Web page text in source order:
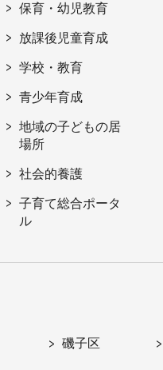
保育・幼児教育
放課後児童育成
学校・教育
青少年育成
地域の子どもの居
場所
社会的養護
子育て総合ポータ
ル
磯子区